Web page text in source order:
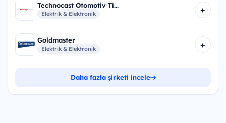
Technocast Otomotiv Ti...
Elektrik & Elektronik +
Goldmaster
Elektrik & Elektronik +
Daha fazla şirketi incele